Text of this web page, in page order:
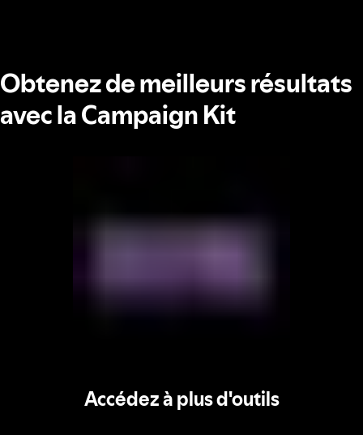
Obtenez de meilleurs résultats
avec la Campaign Kit
Accédez à plus d'outils